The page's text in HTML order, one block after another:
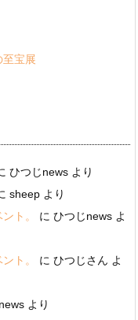
宝展
ひつじnews より
sheep より
ト。
に ひつじnews よ
ト。
に ひつじさん よ
より